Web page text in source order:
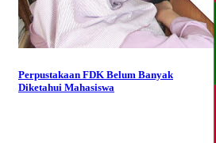
Perpustakaan FDK Belum Banyak
Diketahui Mahasiswa